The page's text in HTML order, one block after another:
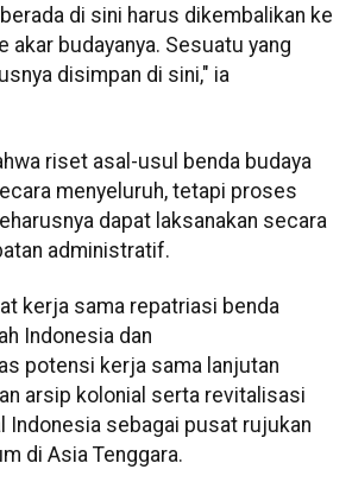
di sini harus dikembalikan ke
akar budayanya. Sesuatu yang
disimpan di sini," ia
riset asal-usul benda budaya
menyeluruh, tetapi proses
dapat laksanakan secara
administratif.
kerja sama repatriasi benda
Indonesia dan
potensi kerja sama lanjutan
arsip kolonial serta revitalisasi
Indonesia sebagai pusat rujukan
di Asia Tenggara.